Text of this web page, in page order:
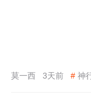
莫一西 3天前 # 神